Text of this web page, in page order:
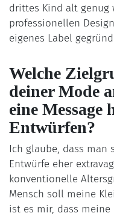
drittes Kind alt genug
professionellen
eigenes Label
Welche
deiner Mode
eine Message
Entwürfen?
Ich glaube, dass man
Entwürfe eher
konventionelle
Mensch soll meine
ist es mir, dass meine